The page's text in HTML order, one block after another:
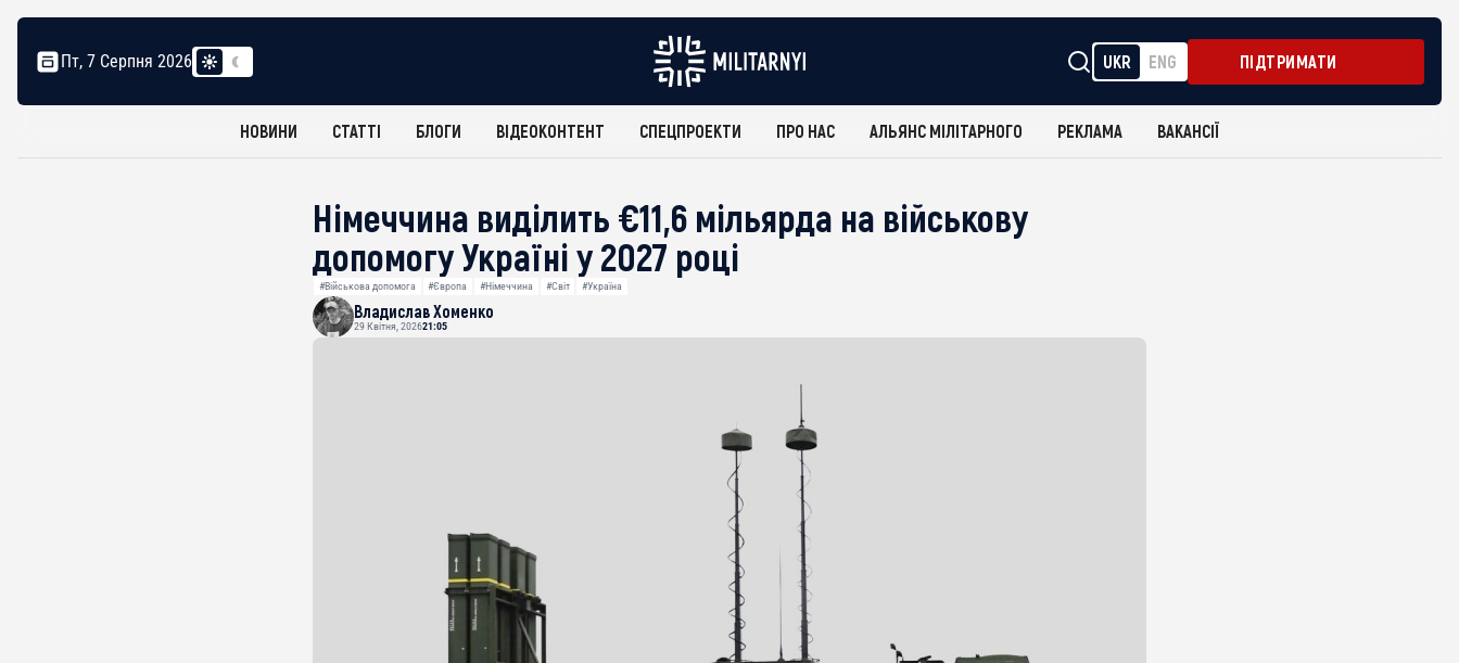
Пт, 7 Серпня 2026 UKR ENG ПІДТРИМАТИ
НОВИНИ СТАТТІ БЛОГИ ВІДЕОКОНТЕНТ СПЕЦПРОЕКТИ ПРО НАС АЛЬЯНС МІЛІТАРНОГО РЕКЛАМА ВАКАНСІЇ
Німеччина виділить €11,6 мільярда на військову
допомогу Україні у 2027 році
#Військова допомога #Європа #Німеччина #Світ #Україна
Владислав Хоменко
29 Квітня, 202621:05